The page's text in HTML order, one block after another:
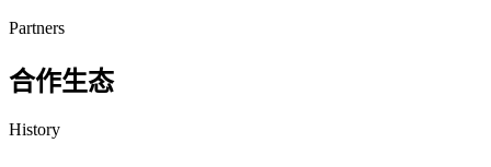
Partners
合作生态
History